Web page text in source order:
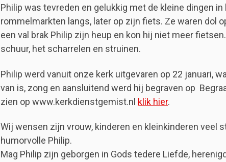
Philip was tevreden en gelukkig met de kleine dingen
rommelmarkten langs, later op zijn fiets. Ze waren dol
een val brak Philip zijn heup en kon hij niet meer
schuur, het scharrelen en struinen.
Philip werd vanuit onze kerk uitgevaren op 22 januari,
van is, zong en aansluitend werd hij begraven op
zien op www.kerkdienstgemist.nl klik hier.
Wij wensen zijn vrouw, kinderen en kleinkinderen veel
humorvolle Philip.
Mag Philip zijn geborgen in Gods tedere Liefde,